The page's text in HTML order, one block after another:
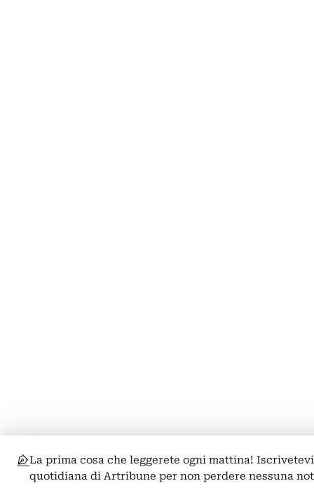
La prima cosa che leggerete ogni mattina!
quotidiana di Artribune per non perdere nessuna